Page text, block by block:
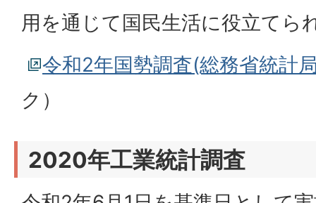
用を通じて国民生活に役立てら
令和2年国勢調査(総務省統計
ク）
2020年工業統計調査